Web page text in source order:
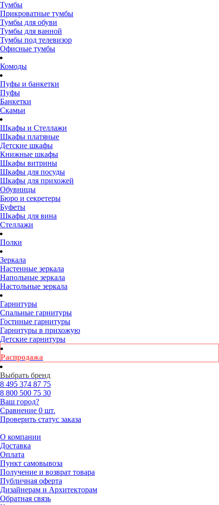
Тумбы
Прикроватные тумбы
Тумбы для обуви
Тумбы для ванной
Тумбы под телевизор
Офисные тумбы
Комоды
Пуфы и банкетки
Пуфы
Банкетки
Скамьи
Шкафы и Стеллажи
Шкафы платяные
Детские шкафы
Книжные шкафы
Шкафы витрины
Шкафы для посуды
Шкафы для прихожей
Обувницы
Бюро и секретеры
Буфеты
Шкафы для вина
Стеллажи
Полки
Зеркала
Настенные зеркала
Напольные зеркала
Настольные зеркала
Гарнитуры
Спальные гарнитуры
Гостиные гарнитуры
Гарнитуры в прихожую
Детские гарнитуры
Распродажа
Выбрать бренд
8 495 374 87 75
8 800 500 75 30
Ваш город?
Сравнение 0 шт.
Проверить статус заказа
О компании
Доставка
Оплата
Пункт самовывоза
Получение и возврат товара
Публичная оферта
Дизайнерам и Архитекторам
Обратная связь